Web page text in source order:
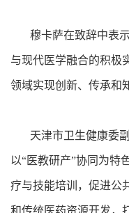
穆卡萨在致辞中表示
与现代医学融合的积极
领域实现创新、传承和
天津市卫生健康委副
以“医教研产”协同为特
疗与技能培训，促进公
和传统医药资源开发，